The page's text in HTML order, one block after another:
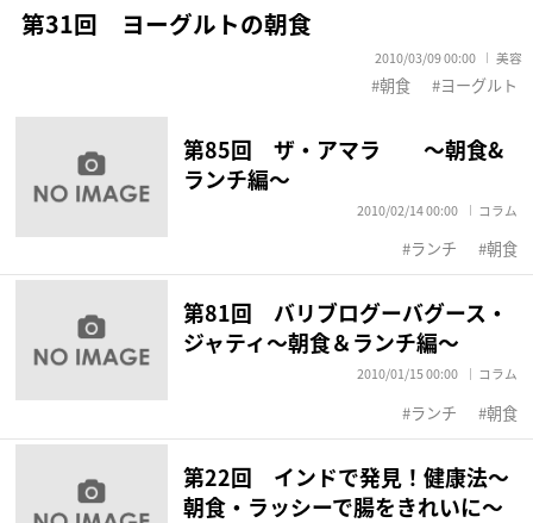
第31回 ヨーグルトの朝食
2010/03/09 00:00 美容
朝食 ヨーグルト
第85回 ザ・アマラ ～朝食&
ランチ編～
2010/02/14 00:00 コラム
ランチ 朝食
第81回 バリブログーバグース・
ジャティ～朝食＆ランチ編～
2010/01/15 00:00 コラム
ランチ 朝食
第22回 インドで発見！健康法～
朝食・ラッシーで腸をきれいに～